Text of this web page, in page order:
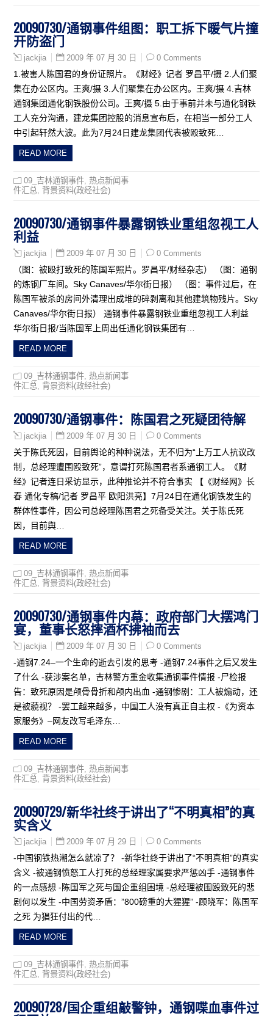
20090730/通钢事件组图：职工拆下暖气片撞
开防盗门
jackjia 2009 年 07 月 30 日 0 Comments
1.被害人陈国君的身份证照片。《财经》记者 罗昌平/摄 2.人们聚
集在办公区内。王爽/摄 3.人们聚集在办公区内。王爽/摄 4.吉林
通钢集团通化钢铁股份公司。王爽/摄 5.由于事前并未与通化钢铁
工人充分沟通，建龙集团控股的消息宣布后，在相当一部分工人
中引起轩然大波。此为7月24日建龙集团代表被殴致死…
READ MORE
09_吉林通钢事件 ,热点新闻事
件汇总
背景资料(政经社会)
20090730/通钢事件暴露钢铁业重组忽视工人
利益
jackjia 2009 年 07 月 30 日 0 Comments
（图：被殴打致死的陈国军照片。罗昌平/财经杂志） （图：通钢
的炼钢厂车间。Sky Canaves/华尔街日报） （图：事件过后，在
陈国军被杀的房间外清理出成堆的碎剥离和其他建筑物残片。Sky
Canaves/华尔街日报） 通钢事件暴露钢铁业重组忽视工人利益
华尔街日报/当陈国军上周出任通化钢铁集团有…
READ MORE
09_吉林通钢事件 ,热点新闻事
件汇总
背景资料(政经社会)
20090730/通钢事件：陈国君之死疑团待解
jackjia 2009 年 07 月 30 日 0 Comments
关于陈氏死因，目前舆论的种种说法，无不归为“上万工人抗议改
制，总经理遭围殴致死”，意谓打死陈国君者系通钢工人。《财
经》记者连日采访显示，此种推论并不符合事实 【《财经网》长
春 通化专稿/记者 罗昌平 欧阳洪亮】7月24日在通化钢铁发生的
群体性事件，因公司总经理陈国君之死备受关注。关于陈氏死
因，目前舆…
READ MORE
09_吉林通钢事件 ,热点新闻事
件汇总
背景资料(政经社会)
20090730/通钢事件内幕：政府部门大摆鸿门
宴，董事长怒摔酒杯拂袖而去
jackjia 2009 年 07 月 30 日 0 Comments
-通钢7.24–一个生命的逝去引发的思考 -通钢7.24事件之后又发生
了什么 -获涉案名单，吉林警方重金收集通钢事件情报 -尸检报
告：致死原因是颅骨骨折和颅内出血 -通钢惨剧：工人被煽动，还
是被藐视？ -罢工越来越多，中国工人没有真正自主权 -《为资本
家服务》–网友改写毛泽东…
READ MORE
09_吉林通钢事件 ,热点新闻事
件汇总
背景资料(政经社会)
20090729/新华社终于讲出了“不明真相”的真
实含义
jackjia 2009 年 07 月 29 日 0 Comments
-中国钢铁热潮怎么就凉了？ -新华社终于讲出了“不明真相”的真实
含义 -被通钢愤怒工人打死的总经理家属要求严惩凶手 -通钢事件
的一点感想 -陈国军之死与国企重组困境 -总经理被围殴致死的悲
剧何以发生 -中国劳资矛盾：”800磅重的大猩猩” -顾晓军：陈国军
之死 为猖狂付出的代…
READ MORE
09_吉林通钢事件 ,热点新闻事
件汇总
背景资料(政经社会)
20090728/国企重组敲警钟，通钢喋血事件过